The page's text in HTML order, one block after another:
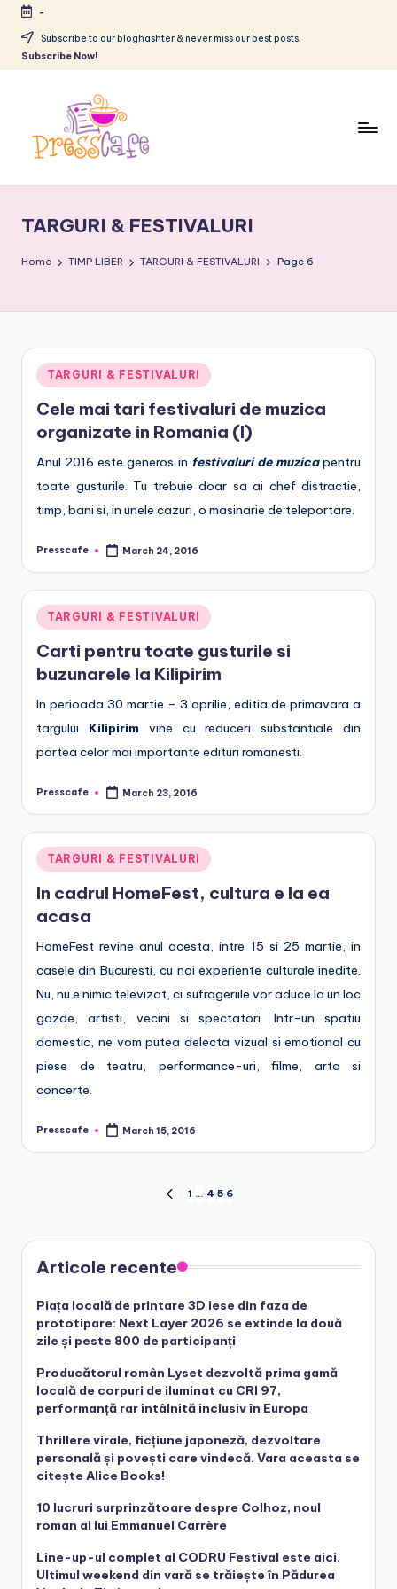
Skip
-
Subscribe to our bloghashter & never miss our best posts.
Subscribe Now!
e
s
a
f
e
r
o
urbane
TARGURI & FESTIVALURI
Home TIMP LIBER TARGURI & FESTIVALURI Page 6
Posted
TARGURI & FESTIVALURI
Cele mai tari festivaluri de muzica
organizate in Romania (I)
Anul 2016 este generos in festivaluri de muzicapentru
toate gusturile. Tu trebuie doar sa ai chef distractie,
timp, bani si, in unele cazuri, o masinarie de teleportare.
Posted
Presscafe March 24, 2016
Posted
TARGURI & FESTIVALURI
Carti pentru toate gusturile si
buzunarele la Kilipirim
In perioada 30 martie – 3 aprilie, editia de primavara a
targului Kilipirim vine cu reduceri substantiale din
partea celor mai importante edituri romanesti.
Posted
Presscafe March 23, 2016
Posted
TARGURI & FESTIVALURI
In cadrul HomeFest, cultura e la ea
acasa
HomeFest revine anul acesta, intre 15 si 25 martie, in
casele din Bucuresti, cu noi experiente culturale inedite.
Nu, nu e nimic televizat, ci sufrageriile vor aduce la un loc
gazde, artisti, vecini si spectatori. Intr-un spatiu
domestic, ne vom putea delecta vizual si emotional cu
piese de teatru, performance-uri, filme, arta si
concerte.
Posted
Presscafe March 15, 2016
pagination
PREVIOUS
1 … 4 5 6
Articole recente
Piața locală de printare 3D iese din faza de
prototipare: Next Layer 2026 se extinde la două
zile și peste 800 de participanți
Producătorul român Lyset dezvoltă prima gamă
locală de corpuri de iluminat cu CRI 97,
performanță rar întâlnită inclusiv în Europa
Thrillere virale, ficțiune japoneză, dezvoltare
personală și povești care vindecă. Vara aceasta se
citește Alice Books!
10 lucruri surprinzătoare despre Colhoz, noul
roman al lui Emmanuel Carrère
Line-up-ul complet al CODRU Festival este aici.
Ultimul weekend din vară se trăiește în Pădurea